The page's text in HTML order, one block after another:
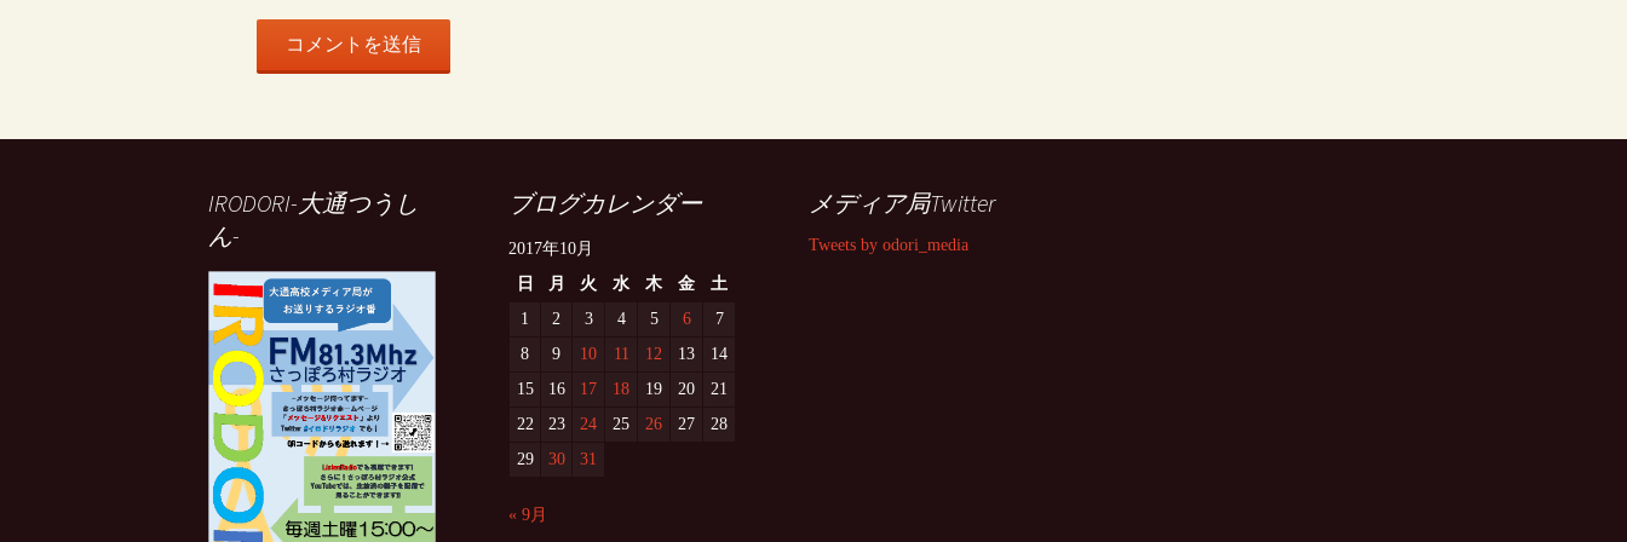
IRODORI-大通つうし
ん-
ブログカレンダー
2017年10月
日
月 火 水 木 金
土
1
2 3 4 5 6
7
8
9 10 11 12 13
14
15
16 17 18 19 20
21
22
23 24 25 26 27
28
29
30 31
« 9月
メディア局Twitter
Tweets by odori_media